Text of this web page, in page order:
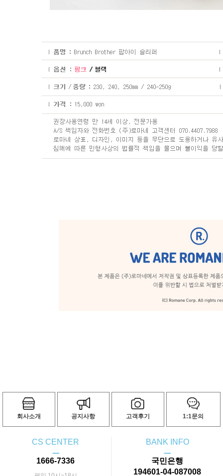
회사소개 공지사항 고객후기 1:1문의
CS CENTER
ㅡ
1666-7336
BANK INFO
ㅡ
국민은행
194601-04-087008